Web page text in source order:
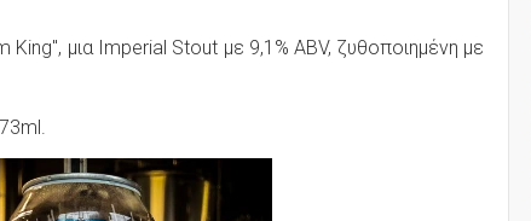
King", μια Imperial Stout με 9,1% ABV, ζυθοποιημένη με